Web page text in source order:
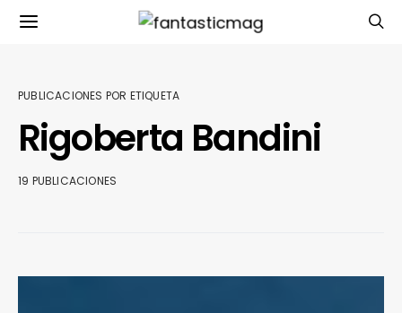
PUBLICACIONES POR ETIQUETA
Rigoberta Bandini
19 PUBLICACIONES